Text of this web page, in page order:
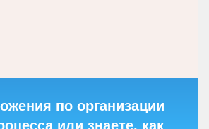
по организации
или знаете, как